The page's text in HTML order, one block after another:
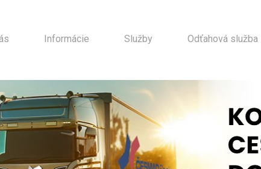
Informácie Služby Odťahová služba